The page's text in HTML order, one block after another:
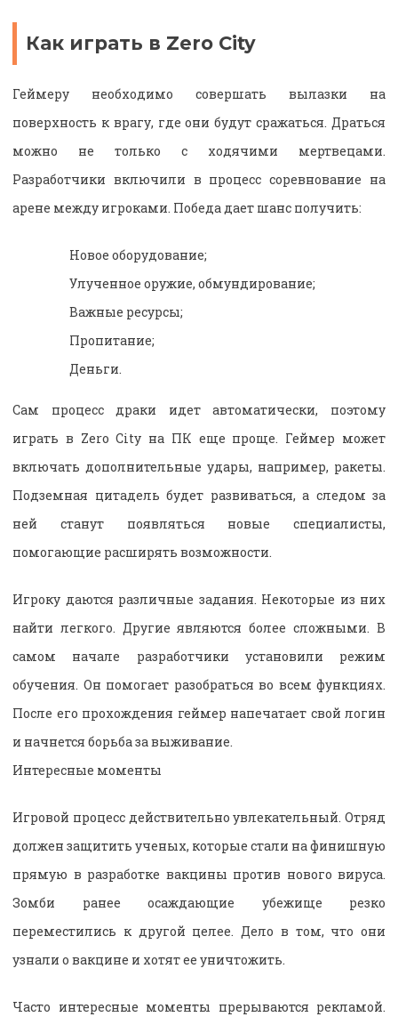
Как играть в Zero City
Геймеру необходимо совершать вылазки на
поверхность к врагу, где они будут сражаться. Драться
можно не только с ходячими мертвецами.
Разработчики включили в процесс соревнование на
арене между игроками. Победа дает шанс получить:
Новое оборудование;
Улученное оружие, обмундирование;
Важные ресурсы;
Пропитание;
Деньги.
Сам процесс драки идет автоматически, поэтому
играть в Zero City на ПК еще проще. Геймер может
включать дополнительные удары, например, ракеты.
Подземная цитадель будет развиваться, а следом за
ней станут появляться новые специалисты,
помогающие расширять возможности.
Игроку даются различные задания. Некоторые из них
найти легкого. Другие являются более сложными. В
самом начале разработчики установили режим
обучения. Он помогает разобраться во всем функциях.
После его прохождения геймер напечатает свой логин
и начнется борьба за выживание.
Интересные моменты
Игровой процесс действительно увлекательный. Отряд
должен защитить ученых, которые стали на финишную
прямую в разработке вакцины против нового вируса.
Зомби ранее осаждающие убежище резко
переместились к другой целее. Дело в том, что они
узнали о вакцине и хотят ее уничтожить.
Часто интересные моменты прерываются рекламой.